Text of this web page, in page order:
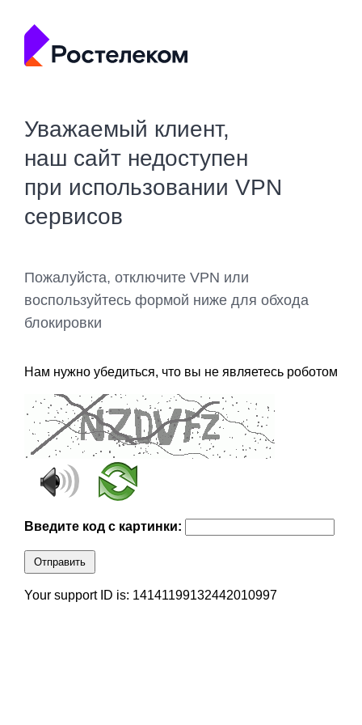
Уважаемый клиент,
наш сайт недоступен
при использовании VPN
сервисов
Пожалуйста, отключите VPN или
воспользуйтесь формой ниже для обхода
блокировки
Нам нужно убедиться, что вы не являетесь роботом
Введите код с картинки:
Отправить
Your support ID is: 14141199132442010997